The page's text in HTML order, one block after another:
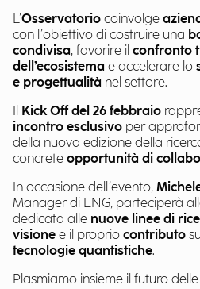
L’Osservatorio coinvolge
con l’obiettivo di costruire una
condivisa, favorire il confronto
dell’ecosistema e accelerare lo
e progettualità nel settore.
Il Kick Off del 26 febbraio
incontro esclusivo per
della nuova edizione della
concrete opportunità di
In occasione dell’evento,
Manager di ENG, parteciperà
dedicata alle nuove linee di
visione e il proprio contributo
tecnologie quantistiche.
Plasmiamo insieme il futuro